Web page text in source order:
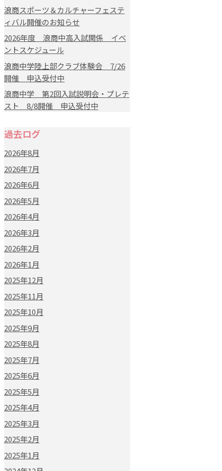
浪商スポーツ＆カルチャーフェステ
ィバル開催のお知らせ
2026年度 浪商中高入試関係 イベ
ントスケジュール
浪商中学陸上部クラブ体験会 7/26
開催 申込受付中
浪商中学 第2回入試説明会・プレテ
スト 8/8開催 申込受付中
過去ログ
2026年8月
2026年7月
2026年6月
2026年5月
2026年4月
2026年3月
2026年2月
2026年1月
2025年12月
2025年11月
2025年10月
2025年9月
2025年8月
2025年7月
2025年6月
2025年5月
2025年4月
2025年3月
2025年2月
2025年1月